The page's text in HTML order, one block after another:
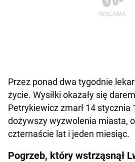
Przez ponad dwa tygodnie
życie. Wysiłki okazały się
Petrykiewicz zmarł 14 stycznia
dożywszy wyzwolenia miasta,
czternaście lat i jeden miesiąc.
Pogrzeb, który wstrząsnął